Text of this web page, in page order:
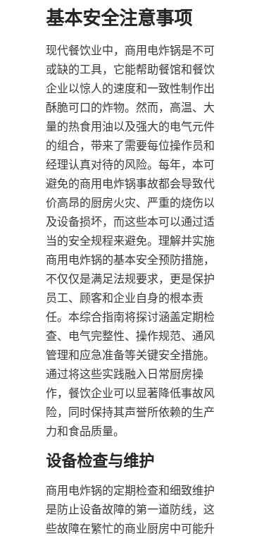
现代餐饮业中，商用电炸锅是不可
或缺的工具，它能帮助餐馆和餐饮
企业以惊人的速度和一致性制作出
酥脆可口的炸物。然而，高温、大
量的热食用油以及强大的电气元件
的组合，带来了需要每位操作员和
经理认真对待的风险。每年，本可
避免的商用电炸锅事故都会导致代
价高昂的厨房火灾、严重的烧伤以
及设备损坏，而这些本可以通过适
当的安全规程来避免。理解并实施
商用电炸锅的基本安全预防措施，
不仅仅是满足法规要求，更是保护
员工、顾客和企业自身的根本责
任。本综合指南将探讨涵盖定期检
查、电气完整性、操作规范、通风
管理和应急准备等关键安全措施。
通过将这些实践融入日常厨房操
作，餐饮企业可以显著降低事故风
险，同时保持其声誉所依赖的生产
力和食品质量。
商用电炸锅的定期检查和细致维护
是防止设备故障的第一道防线，这
些故障在繁忙的商业厨房中可能升